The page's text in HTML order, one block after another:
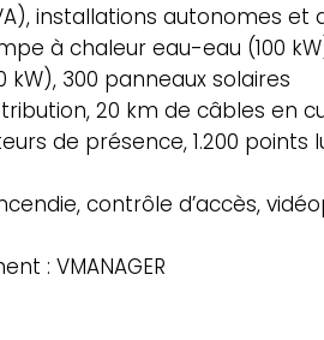
installations autonomes et
à chaleur eau-eau (100
300 panneaux solaires
20 km de câbles en
de présence, 1.200 points
contrôle d’accès,
: VMANAGER